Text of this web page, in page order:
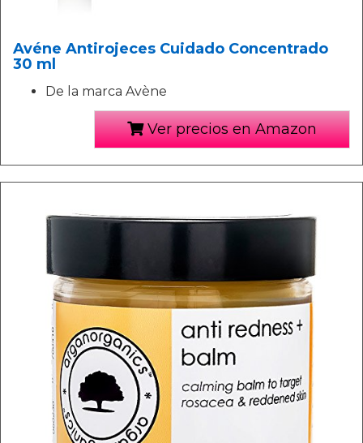
Avéne Antirojeces Cuidado Concentrado
30 ml
De la marca Avène
Ver precios en Amazon